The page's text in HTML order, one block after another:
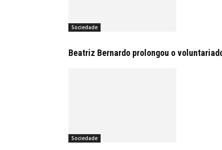
Sociedade
Beatriz Bernardo prolongou o
Sociedade